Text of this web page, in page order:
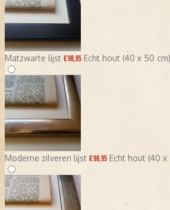
Matzwarte lijst € 98,95 Echt hout (40 x 50 cm)
Moderne zilveren lijst € 98,95 Echt hout (40 x